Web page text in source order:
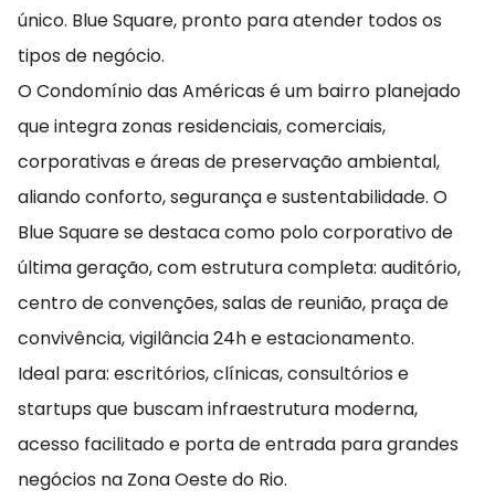
único. Blue Square, pronto para atender todos os
tipos de negócio.
O Condomínio das Américas é um bairro planejado
que integra zonas residenciais, comerciais,
corporativas e áreas de preservação ambiental,
aliando conforto, segurança e sustentabilidade. O
Blue Square se destaca como polo corporativo de
última geração, com estrutura completa: auditório,
centro de convenções, salas de reunião, praça de
convivência, vigilância 24h e estacionamento.
Ideal para: escritórios, clínicas, consultórios e
startups que buscam infraestrutura moderna,
acesso facilitado e porta de entrada para grandes
negócios na Zona Oeste do Rio.